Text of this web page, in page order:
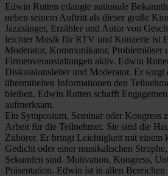
Edwin Rutten erlangte nationale
neben seinem Auftritt als dieser große
Jazzsänger, Erzähler und Autor von
leichter Musik für RTV und Konzerte ist
Moderator, Kommunikator, Problemlöser
Firmenveranstaltungen aktiv. Edwin
Diskussionsleiter und Moderator. Er sorgt
übermittelten Informationen den
bleiben. Edwin Rutten schafft
aufmerksam.
Ein Symposium, Seminar oder Kongress
Arbeit für die Teilnehmer. Sie sind die
Zuhörer. Er bringt Leichtigkeit mit einem
Gedicht oder einer musikalischen
Sekunden sind. Motivation, Kongress,
Präsentation. Edwin ist in allen Bereichen